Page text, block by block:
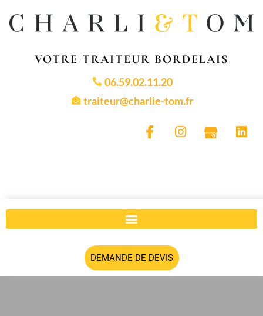
VOTRE TRAITEUR BORDELAIS
06.59.02.11.20
traiteur@charlie-tom.fr
DEMANDE DE DEVIS